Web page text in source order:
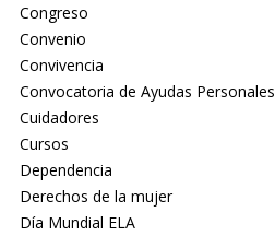
Congreso
Convenio
Convivencia
Convocatoria de Ayudas Personales
Cuidadores
Cursos
Dependencia
Derechos de la mujer
Día Mundial ELA